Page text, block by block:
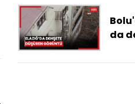
da